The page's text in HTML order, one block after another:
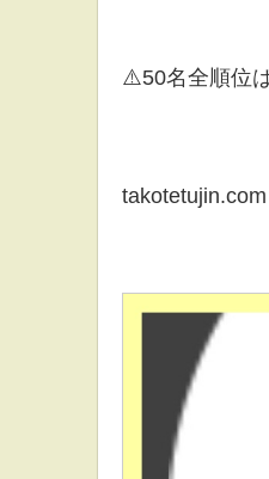
⚠️50名全順位
takotetujin.com